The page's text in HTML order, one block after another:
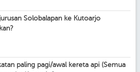
Solobalapan ke Kutoarjo
paling pagi/awal kereta api (Semua